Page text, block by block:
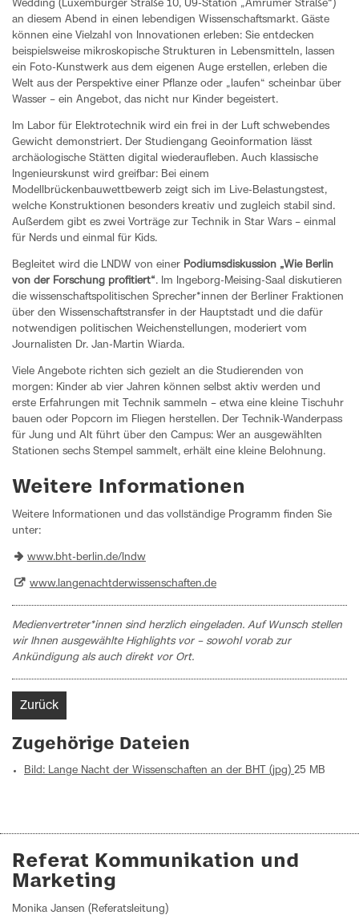
Wedding (Luxemburger Straße 10, U9-Station „Amrumer Straße“)
an diesem Abend in einen lebendigen Wissenschaftsmarkt. Gäste
können eine Vielzahl von Innovationen erleben: Sie entdecken
beispielsweise mikroskopische Strukturen in Lebensmitteln, lassen
ein Foto-Kunstwerk aus dem eigenen Auge erstellen, erleben die
Welt aus der Perspektive einer Pflanze oder „laufen“ scheinbar über
Wasser – ein Angebot, das nicht nur Kinder begeistert.
Im Labor für Elektrotechnik wird ein frei in der Luft schwebendes
Gewicht demonstriert. Der Studiengang Geoinformation lässt
archäologische Stätten digital wiederaufleben. Auch klassische
Ingenieurskunst wird greifbar: Bei einem
Modellbrückenbauwettbewerb zeigt sich im Live-Belastungstest,
welche Konstruktionen besonders kreativ und zugleich stabil sind.
Außerdem gibt es zwei Vorträge zur Technik in Star Wars – einmal
für Nerds und einmal für Kids.
Begleitet wird die LNDW von einer Podiumsdiskussion „Wie Berlin
von der Forschung profitiert“. Im Ingeborg-Meising-Saal diskutieren
die wissenschaftspolitischen Sprecher*innen der Berliner Fraktionen
über den Wissenschaftstransfer in der Hauptstadt und die dafür
notwendigen politischen Weichenstellungen, moderiert vom
Journalisten Dr. Jan-Martin Wiarda.
Viele Angebote richten sich gezielt an die Studierenden von
morgen: Kinder ab vier Jahren können selbst aktiv werden und
erste Erfahrungen mit Technik sammeln – etwa eine kleine Tischuhr
bauen oder Popcorn im Fliegen herstellen. Der Technik-Wanderpass
für Jung und Alt führt über den Campus: Wer an ausgewählten
Stationen sechs Stempel sammelt, erhält eine kleine Belohnung.
Weitere Informationen
Weitere Informationen und das vollständige Programm finden Sie
unter:
www.bht-berlin.de/lndw
www.langenachtderwissenschaften.de
Medienvertreter*innen sind herzlich eingeladen. Auf Wunsch stellen
wir Ihnen ausgewählte Highlights vor – sowohl vorab zur
Ankündigung als auch direkt vor Ort.
Zurück
Zugehörige Dateien
Bild: Lange Nacht der Wissenschaften an der BHT (jpg) 25 MB
Referat Kommunikation und
Marketing
Monika Jansen (Referatsleitung)